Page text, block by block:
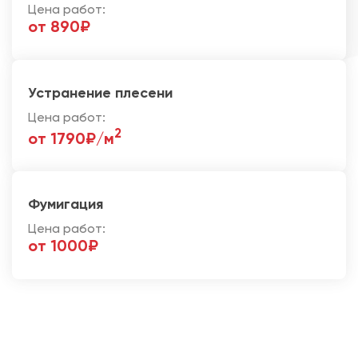
Цена работ:
от 890₽
Устранение плесени
Цена работ:
от 1790₽/м2
Фумигация
Цена работ:
от 1000₽